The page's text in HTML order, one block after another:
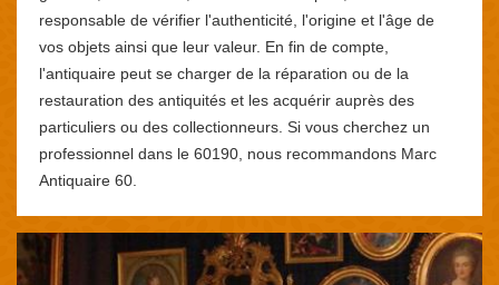
responsable de vérifier l'authenticité, l'origine et l'âge de
vos objets ainsi que leur valeur. En fin de compte,
l'antiquaire peut se charger de la réparation ou de la
restauration des antiquités et les acquérir auprès des
particuliers ou des collectionneurs. Si vous cherchez un
professionnel dans le 60190, nous recommandons Marc
Antiquaire 60.